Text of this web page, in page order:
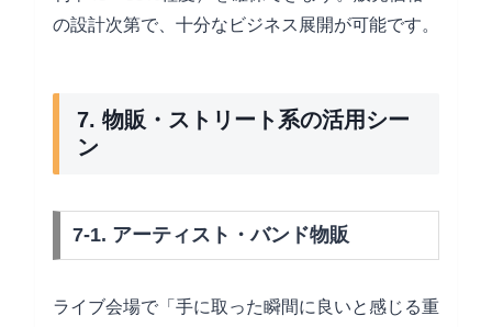
の設計次第で、十分なビジネス展開が可能です。
7. 物販・ストリート系の活用シー
ン
7-1. アーティスト・バンド物販
ライブ会場で「手に取った瞬間に良いと感じる重